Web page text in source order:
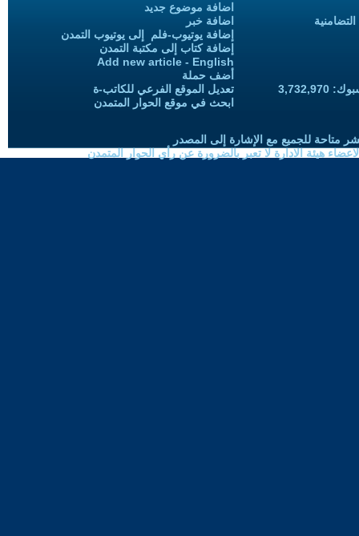
اضافة موضوع جديد
اضافة خبر
إضافة يوتيوب-فلم إلى يوتيوب التمدن
إضافة كتاب إلى مكتبة التمدن
Add new article - English
أضف حملة
تعديل الموقع الفرعي للكاتب-ة
ابحث في موقع الحوار المتمدن
متاحة للجميع مع الإشارة إلى المصدر
هيئة الادارة لا تعبر بالضرورة عن رأي الحوار المتمدن